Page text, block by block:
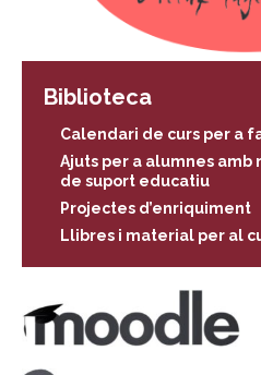
Biblioteca
Calendari de curs per a
Ajuts per a alumnes
de suport educatiu
Projectes d’enriquiment
Llibres i material per al